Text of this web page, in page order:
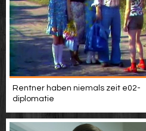
Rentner haben niemals zeit e02-
diplomatie